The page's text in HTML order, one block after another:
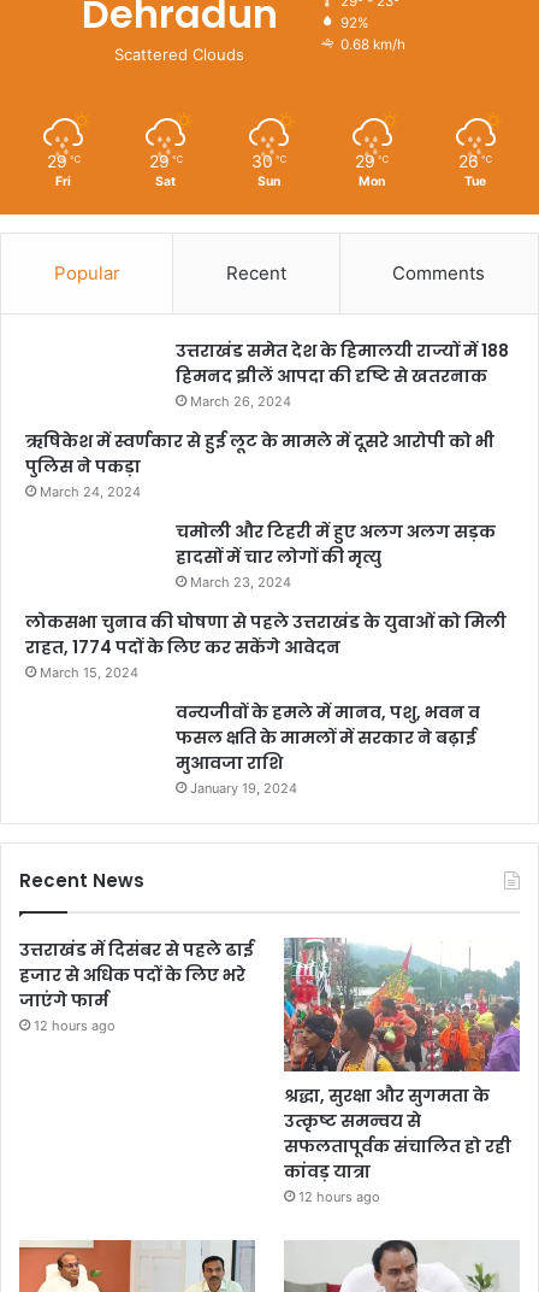
Dehradun
Scattered Clouds
92%
0.68 km/h
29 ℃
Fri
29 ℃
Sat
30 ℃
Sun
29 ℃
Mon
26 ℃
Tue
Popular Recent Comments
उत्तराखंड समेत देश के हिमालयी राज्यों में 188
हिमनद झीलें आपदा की दृष्टि से खतरनाक
March 26, 2024
ऋषिकेश में स्वर्णकार से हुई लूट के मामले में दूसरे आरोपी को भी
पुलिस ने पकड़ा
March 24, 2024
चमोली और टिहरी में हुए अलग अलग सड़क
हादसों में चार लोगों की मृत्यु
March 23, 2024
लोकसभा चुनाव की घोषणा से पहले उत्तराखंड के युवाओं को मिली
राहत, 1774 पदों के लिए कर सकेंगे आवेदन
March 15, 2024
वन्यजीवों के हमले में मानव, पशु, भवन व
फसल क्षति के मामलों में सरकार ने बढ़ाई
मुआवजा राशि
January 19, 2024
Recent News
उत्तराखंड में दिसंबर से पहले ढाई
हजार से अधिक पदों के लिए भरे
जाएंगे फार्म
12 hours ago
श्रद्धा, सुरक्षा और सुगमता के
उत्कृष्ट समन्वय से
सफलतापूर्वक संचालित हो रही
कांवड़ यात्रा
12 hours ago